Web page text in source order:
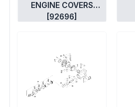
ENGINE COVERS
[92696]